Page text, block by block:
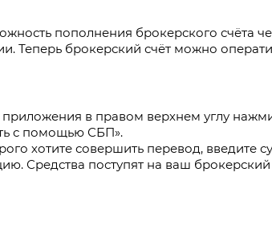
пополнения брокерского счёта
Теперь брокерский счёт можно
приложения в правом верхнем углу
с помощью СБП».
хотите совершить перевод, введите
Средства поступят на ваш